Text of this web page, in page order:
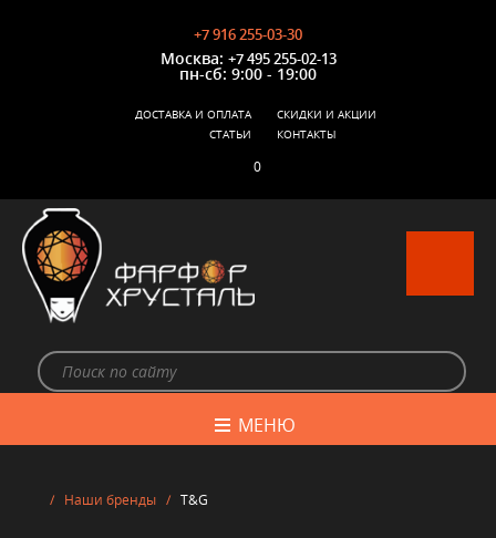
+7 916 255-03-30
Москва: +7 495 255-02-13
пн-сб: 9:00 - 19:00
0
ДОСТАВКА И ОПЛАТА
СКИДКИ И АКЦИИ
СТАТЬИ
КОНТАКТЫ
МЕНЮ
/ Наши бренды / T&G